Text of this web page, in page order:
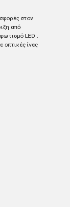
στον
από
LED .
ίνες